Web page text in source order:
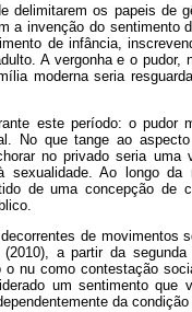
delimitarem os papeis de
a invenção do sentimento
de infância,
A vergonha e o pudor,
moderna seria
este período: o pudor
No que tange ao
no privado seria uma
Ao longo da
de uma concepção de
de movimentos
a partir da
nu como contestação
um sentimento que
da condição